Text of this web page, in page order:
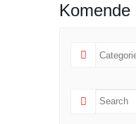
Komende